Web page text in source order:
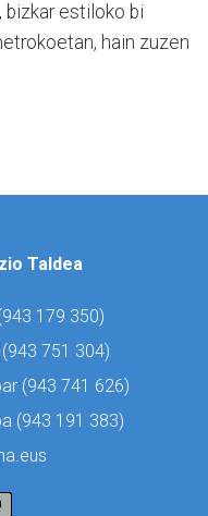
bizkar estiloko bi
hain zuzen
Taldea
943 179 350)
943 751 304)
(943 741 626)
(943 191 383)